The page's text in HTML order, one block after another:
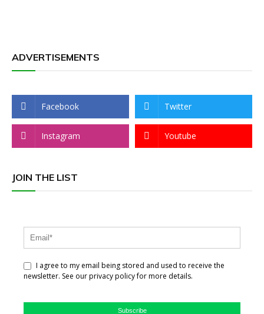
ADVERTISEMENTS
Facebook Twitter
Instagram Youtube
JOIN THE LIST
I agree to my email being stored and used to receive the
newsletter. See our privacy policy for more details.
Subscribe